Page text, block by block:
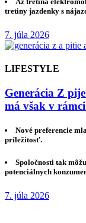
tretiny jazdenky s
7. júla 2026
LIFESTYLE
Generácia Z
má však v
Nové preferencie
príležitosť.
Spoločnosti tak
potenciálnych
7. júla 2026